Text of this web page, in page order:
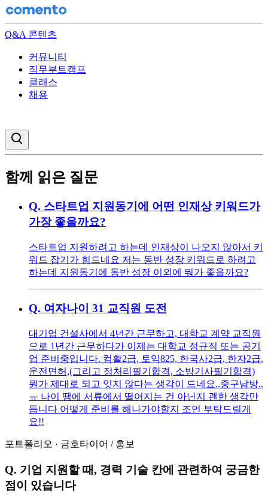
Q&A 콘텐츠
커뮤니티
직무부트캠프
클래스
채용
함께 읽은 질문
Q. 스타트업 지원동기에 어떤 인재상 키워드가
가장 좋을까요?
스타트업 지원하려고 하는데 인재상이 나오지 않아서 키
워드 잡기가 힘드네요 저는 동반 성장 키워드로 하려고
하는데 지원동기에 동반 성장 이외에 뭐가 좋을까요?
Q. 여자나이 31 교직원 도전
대기업 건설사에서 4년간 근무하고, 대학교 계약 교직원
으로 1년간 근무하다가 이제는 대학교 정규직 또는 공기
업 준비중입니다. 컴활2급, 토익825, 한국사2급, 한자2급,
운전면허,(그리고 정처리필기합격, 소방기사필기합격)
뭔가 제대로 되고 잇지 않다는 생각이 드네요..중구남방..
ㅠ 나이 땜에 서류에서 떨어지는 건 아닌지 괜한 생각만
듭니다 어떻게 준비를 해나가야할지 조언 부탁드릴게
요!!
포트폴리오 · 금호타이어 / 홍보
Q. 기업 지원할 때, 경력 기술 칸에 관련하여 궁금한
점이 있습니다